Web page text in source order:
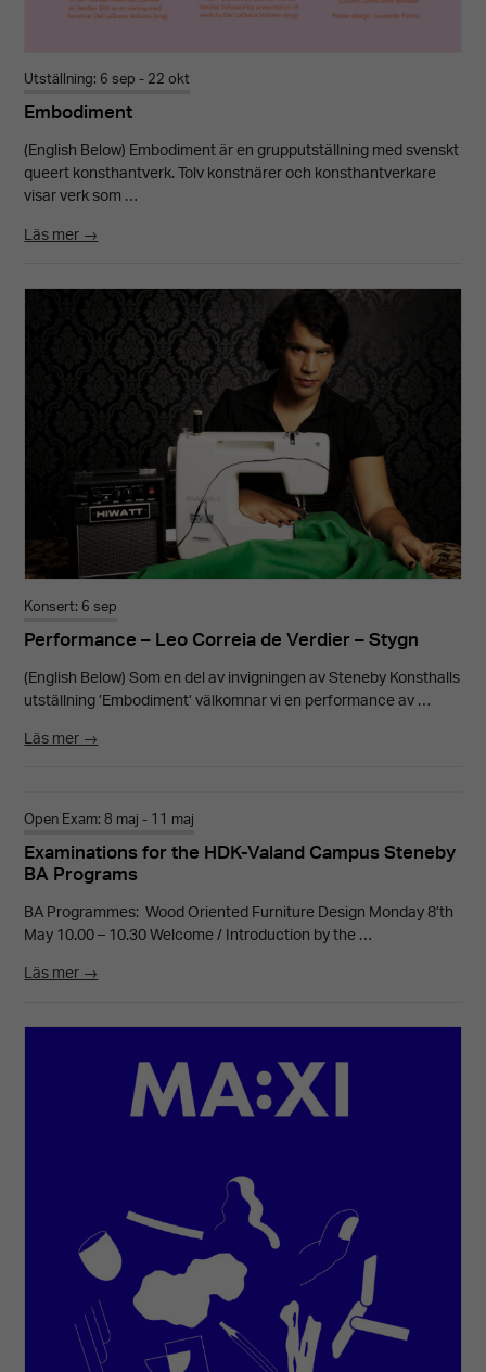
Utställning: 6 sep - 22 okt
Embodiment
(English Below) Embodiment är en grupputställning med svenskt
queert konsthantverk. Tolv konstnärer och konsthantverkare
visar verk som …
Läs mer →
Konsert: 6 sep
Performance – Leo Correia de Verdier – Stygn
(English Below) Som en del av invigningen av Steneby Konsthalls
utställning ’Embodiment’ välkomnar vi en performance av …
Läs mer →
Open Exam: 8 maj - 11 maj
Examinations for the HDK-Valand Campus Steneby
BA Programs
BA Programmes: Wood Oriented Furniture Design Monday 8’th
May 10.00 – 10.30 Welcome / Introduction by the …
Läs mer →